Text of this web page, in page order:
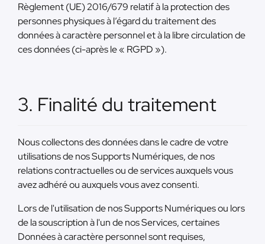
Règlement (UE) 2016/679 relatif à la protection des
personnes physiques à l’égard du traitement des
données à caractère personnel et à la libre circulation de
ces données (ci-après le « RGPD »).
3. Finalité du traitement
Nous collectons des données dans le cadre de votre
utilisations de nos Supports Numériques, de nos
relations contractuelles ou de services auxquels vous
avez adhéré ou auxquels vous avez consenti.
Lors de l'utilisation de nos Supports Numériques ou lors
de la souscription à l'un de nos Services, certaines
Données à caractère personnel sont requises,